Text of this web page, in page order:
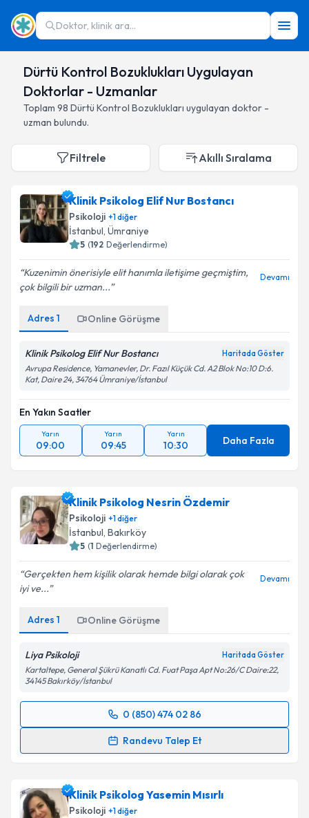
Doktor, klinik ara...
Dürtü Kontrol Bozuklukları Uygulayan
Doktorlar - Uzmanlar
Toplam 98 Dürtü Kontrol Bozuklukları uygulayan doktor -
uzman bulundu.
Filtrele Akıllı Sıralama
Klinik Psikolog Elif Nur Bostancı
Psikoloji +1diğer
İstanbul, Ümraniye
5 (192 Değerlendirme)
Kuzenimin önerisiyle elit hanımla iletişime geçmiştim,
çok bilgili bir uzman...
Devamı
Adres 1 Online Görüşme
Klinik Psikolog Elif Nur Bostancı Haritada Göster
Avrupa Residence, Yamanevler, Dr. Fazıl Küçük Cd. A2 Blok No:10 D:6.
Kat, Daire 24, 34764 Ümraniye/İstanbul
En Yakın Saatler
Yarın
09:00
Yarın
09:45
Yarın
10:30 Daha Fazla
Klinik Psikolog Nesrin Özdemir
Psikoloji +1diğer
İstanbul, Bakırköy
5 (1 Değerlendirme)
Gerçekten hem kişilik olarak hemde bilgi olarak çok
iyi ve...
Devamı
Adres 1 Online Görüşme
Liya Psikoloji Haritada Göster
Kartaltepe, General Şükrü Kanatlı Cd. Fuat Paşa Apt No:26/C Daire:22,
34145 Bakırköy/İstanbul
0 (850) 474 02 86
Randevu Talep Et
Randevu Takvimi Talebi
almanız için bir takvim hazırlandığında e-posta ile
bilgilendireceğiz.
Klinik Psikolog Yasemin Mısırlı
Psikoloji +1diğer